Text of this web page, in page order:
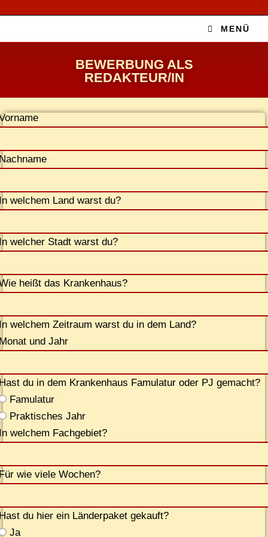
MENÜ
BE­WER­BUNG ALS
REDAKTEUR/IN
wel­chem Land warst du?
wel­cher Stadt warst du?
heißt das Krankenhaus?
wel­chem Zeit­raum warst du in dem Land?
und Jahr
du in dem Kran­ken­haus Famu­la­tur oder PJ gemacht?
Famu­la­tur
Prak­ti­sches Jahr
wel­chem Fachgebiet?
wie vie­le Wochen?
du hier ein Län­der­pa­ket gekauft?
Ja